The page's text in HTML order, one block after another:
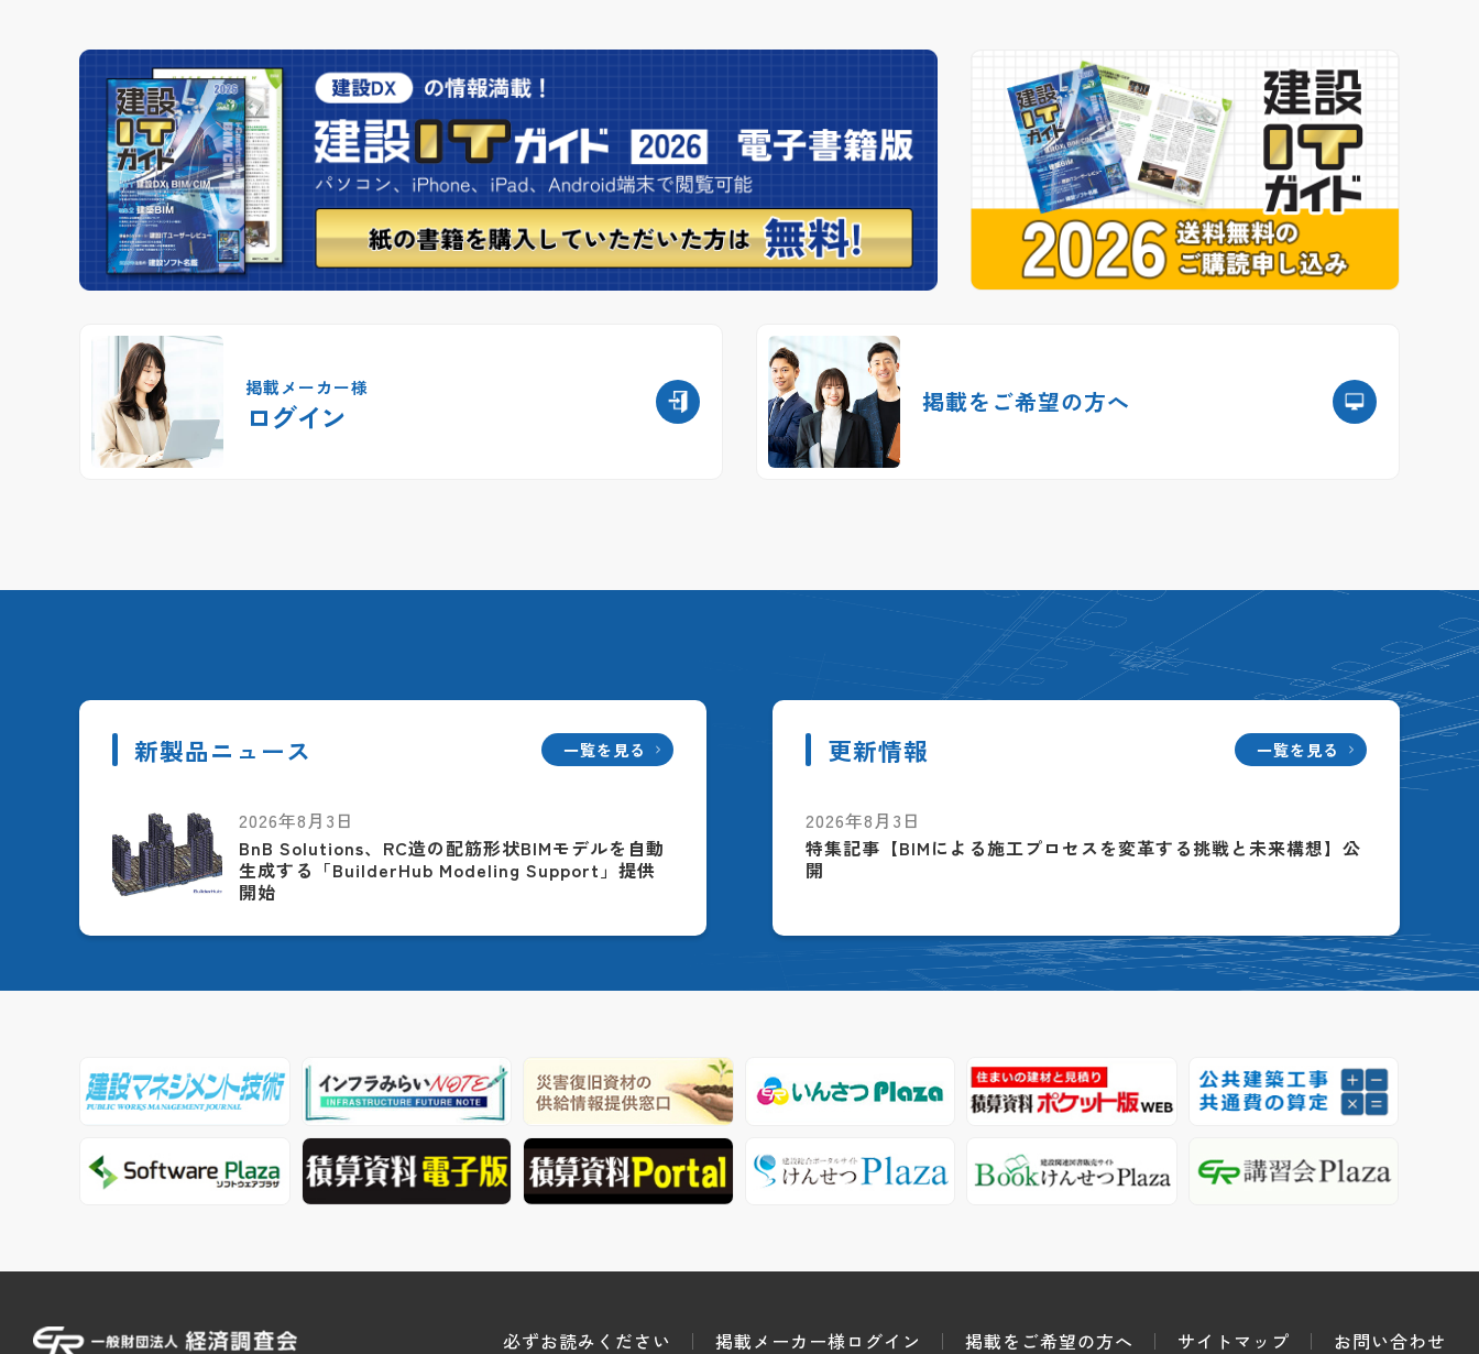
掲載メーカー様
ログイン 掲載を ご希望の方へ
新製品ニュース 一覧を見る
2026年8月3日
BnB Solutions、RC造の配筋形状BIMモデルを自動
生成する「BuilderHub Modeling Support」提供
開始
更新情報 一覧を見る
2026年8月3日
特集記事【BIMによる施工プロセスを変革する挑戦と未来構想】公
開
必ずお読みください 掲載メーカー様ログイン 掲載をご希望の方へ サイトマップ お問い合わせ